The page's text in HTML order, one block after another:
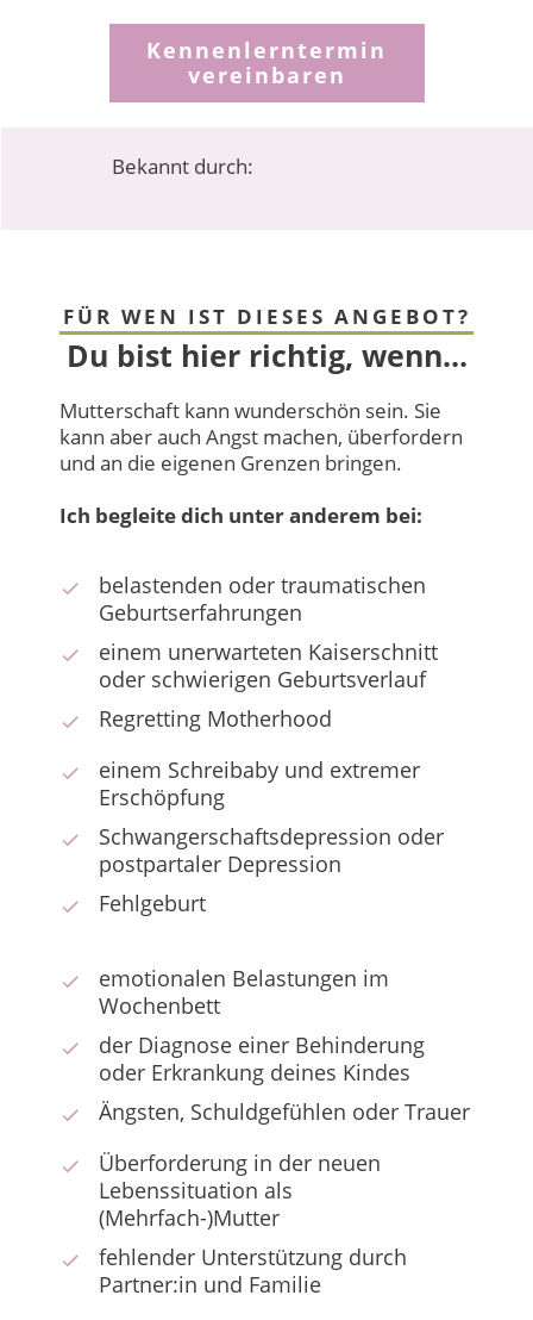
Kennenlerntermin
vereinbaren
Bekannt durch:
FÜR WEN IST DIESES ANGEBOT?
Du bist hier richtig, wenn...
Mutterschaft kann wunderschön sein. Sie
kann aber auch Angst machen, überfordern
und an die eigenen Grenzen bringen.
Ich begleite dich unter anderem bei:
belastenden oder traumatischen
Geburtserfahrungen
einem unerwarteten Kaiserschnitt
oder schwierigen Geburtsverlauf
Regretting Motherhood
einem Schreibaby und extremer
Erschöpfung
Schwangerschaftsdepression oder
postpartaler Depression
Fehlgeburt
emotionalen Belastungen im
Wochenbett
der Diagnose einer Behinderung
oder Erkrankung deines Kindes
Ängsten, Schuldgefühlen oder Trauer
Überforderung in der neuen
Lebenssituation als
(Mehrfach-)Mutter
fehlender Unterstützung durch
Partner:in und Familie